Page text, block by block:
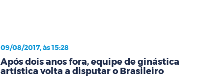
09/08/2017, às 15:28
Após dois anos fora, equipe de ginástica
artística volta a disputar o Brasileiro